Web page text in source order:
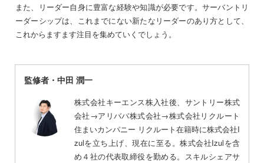
また、リーダー自身に豊富な経験や知識が必要です。サーバントリ
ーダーシップは、これまでにない新たなリーダーのあり方として、
これからますます注目を集めていくでしょう。
監修者・中田 潤一
株式会社キーエンス株入社後、サントリー株式
会社→アリババ株式会社→株式会社リクルート
住まいカンパニー リクルート在籍時に株式会社I
zulを立ち上げ、現在に至る。株式会社Izulを含
め４社の代表取締役を勤める。スキルシェアサ